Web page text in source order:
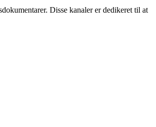
Disse kanaler er dedikeret til at